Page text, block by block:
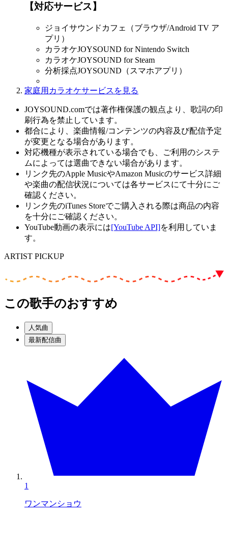
【対応サービス】
ジョイサウンドカフェ（ブラウザ/Android TV ア
プリ）
カラオケJOYSOUND for Nintendo Switch
カラオケJOYSOUND for Steam
分析採点JOYSOUND（スマホアプリ）
家庭用カラオケサービスを見る
JOYSOUND.comでは著作権保護の観点より、歌詞の印
刷行為を禁止しています。
都合により、楽曲情報/コンテンツの内容及び配信予定
が変更となる場合があります。
対応機種が表示されている場合でも、ご利用のシステ
ムによっては選曲できない場合があります。
リンク先のApple MusicやAmazon Musicのサービス詳細
や楽曲の配信状況については各サービスにて十分にご
確認ください。
リンク先のiTunes Storeでご購入される際は商品の内容
を十分にご確認ください。
YouTube動画の表示には[YouTube API]を利用していま
す。
ARTIST PICKUP
この歌手のおすすめ
人気曲
最新配信曲
1
ワンマンショウ